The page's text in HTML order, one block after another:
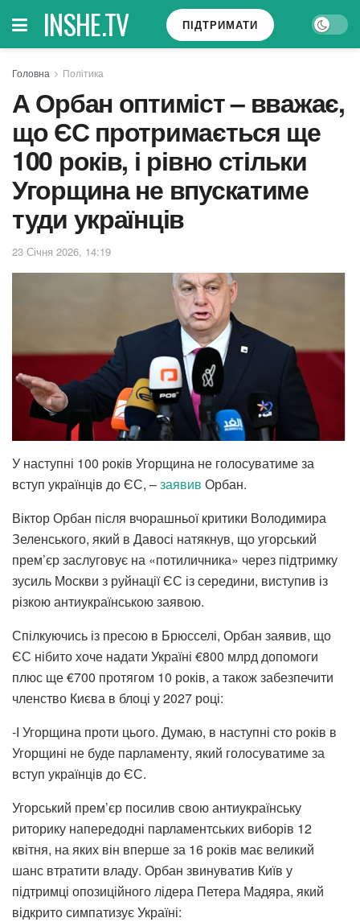
INSHE.TV ПІДТРИМАТИ
Головна Політика
А Орбан оптиміст – вважає,
що ЄС протримається ще
100 років, і рівно стільки
Угорщина не впускатиме
туди українців
23 Січня 2026, 14:19
У наступні 100 років Угорщина не голосуватиме за
вступ українців до ЄС, –заявив Орбан.
Віктор Орбан після вчорашньої критики Володимира
Зеленського, який в Давосі натякнув, що угорський
прем’єр заслуговує на «потиличника» через підтримку
зусиль Москви з руйнації ЄС із середини, виступив із
різкою антиукраїнською заявою.
Спілкуючись із пресою в Брюсселі, Орбан заявив, що
ЄС нібито хоче надати Україні €800 млрд допомоги
плюс ще €700 протягом 10 років, а також забезпечити
членство Києва в блоці у 2027 році:
-І Угорщина проти цього. Думаю, в наступні сто років в
Угорщині не буде парламенту, який голосуватиме за
вступ українців до ЄС.
Угорський прем’єр посилив свою антиукраїнську
риторику напередодні парламентських виборів 12
квітня, на яких він вперше за 16 років має великий
шанс втратити владу. Орбан звинуватив Київ у
підтримці опозиційного лідера Петера Мадяра, який
відкрито симпатизує Україні: